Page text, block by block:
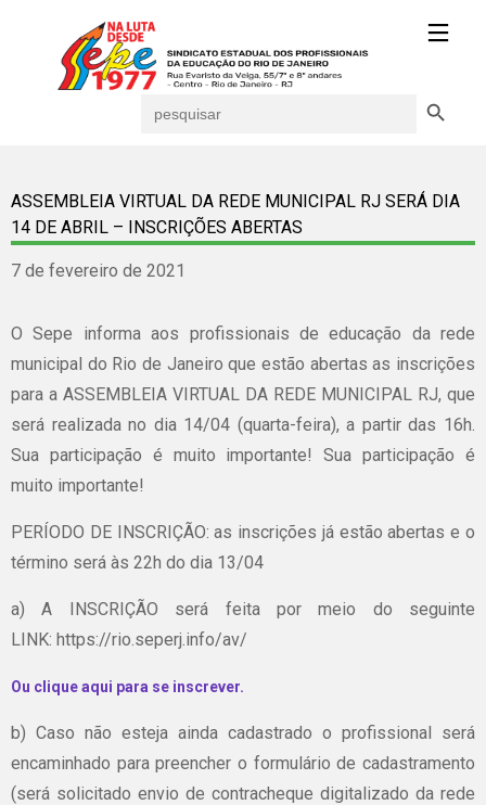
for:
ASSEMBLEIA VIRTUAL DA REDE MUNICIPAL RJ SERÁ DIA
14 DE ABRIL – INSCRIÇÕES ABERTAS
7 de fevereiro de 2021
O Sepe informa aos profissionais de educação da rede
municipal do Rio de Janeiro que estão abertas as inscrições
para a ASSEMBLEIA VIRTUAL DA REDE MUNICIPAL RJ, que
será realizada no dia 14/04 (quarta-feira), a partir das 16h.
Sua participação é muito importante! Sua participação é
muito importante!
PERÍODO DE INSCRIÇÃO: as inscrições já estão abertas e o
término será às 22h do dia 13/04
a) A INSCRIÇÃO será feita por meio do seguinte
LINK: https://rio.seperj.info/av/
Ou clique aqui para se inscrever.
b) Caso não esteja ainda cadastrado o profissional será
encaminhado para preencher o formulário de cadastramento
(será solicitado envio de contracheque digitalizado da rede